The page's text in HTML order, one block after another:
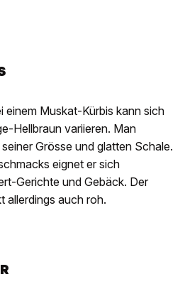
einem Muskat-Kürbis kann sich
Hellbraun variieren. Man
Grösse und glatten Schale.
eignet er sich
Gerichte und Gebäck. Der
allerdings auch roh.